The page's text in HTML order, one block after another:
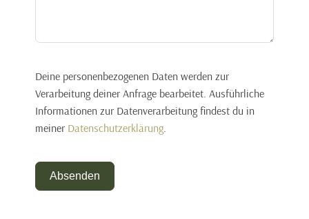
Deine personenbezogenen Daten werden zur
Verarbeitung deiner Anfrage bearbeitet. Ausführliche
Informationen zur Datenverarbeitung findest du in
meiner Datenschutzerklärung.
Absenden